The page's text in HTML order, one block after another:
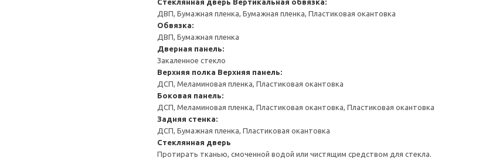
Стеклянная дверь Вертикальная обвязка:
ДВП, Бумажная пленка, Бумажная пленка, Пластиковая окантовка
Обвязка:
ДВП, Бумажная пленка
Дверная панель:
Закаленное стекло
Верхняя полка Верхняя панель:
ДСП, Меламиновая пленка, Пластиковая окантовка
Боковая панель:
ДСП, Меламиновая пленка, Пластиковая окантовка, Пластиковая окантовка
Задняя стенка:
ДСП, Бумажная пленка, Пластиковая окантовка
Стеклянная дверь
Протирать тканью, смоченной водой или чистящим средством для стекла.